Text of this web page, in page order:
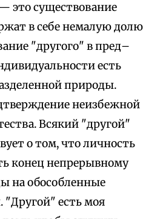
это существование
в себе немалую долю
"другого" в пред–
есть
природы.
неизбежной
Всякий "другой"
о том, что личность
конец непрерывному
на обособленные
"Другой" есть моя